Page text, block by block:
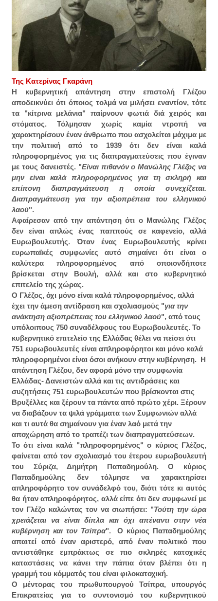
Της Κατερίνας Γκαράνη
Η κυβερνητική απάντηση στην επιστολή Γλέζου
αποδεικνύει ότι όποιος τολμά να μιλήσει εναντίον, τότε
τα "κίτρινα μελάνια" παίρνουν φωτιά διά χειρός και
στόματος. Τόλμησαν χωρίς καμία ντροπή να
χαρακτηρίσουν έναν άνθρωπο που ασχολείται μάχιμα με
την πολιτική από το 1939 ότι δεν είναι καλά
πληροφορημένος για τις διαπραγματεύσεις που έγιναν
με τους δανειστές. "Είναι πιθανόν ο Μανώλης Γλέζος να
μην είναι καλά πληροφορημένος για τη σκληρή και
επίπονη διαπραγμάτευση η οποία συνεχίζεται.
Διαπραγμάτευση για την αξιοπρέπεια του ελληνικού
λαού".
Αφαίρεσαν από την απάντηση ότι ο Μανώλης Γλέζος
δεν είναι απλώς ένας παππούς σε καφενείο, αλλά
Ευρωβουλευτής. Όταν ένας Ευρωβουλευτής κρίνει
ευρωπαϊκές συμφωνίες αυτό σημαίνει ότι είναι ο
καλύτερα πληροφορημένος από οποιονδήποτε
βρίσκεται στην Βουλή, αλλά και στο κυβερνητικό
επιτελείο της χώρας.
Ο Γλέζος, όχι μόνο είναι καλά πληροφορημένος, αλλά
έχει την άμεση αντίδραση και σχολιασμούς "για την
ανάκτηση αξιοπρέπειας του ελληνικού λαού", από τους
υπόλοιπους 750 συναδέλφους του Ευρωβουλευτές. Το
κυβερνητικό επιτελείο της Ελλάδας θέλει να πείσει ότι
751 ευρωβουλευτές είναι απληροφόρητοι και μόνο καλά
πληροφορημένοι είναι όσοι ανήκουν στην κυβέρνηση. Η
απάντηση Γλέζου, δεν αφορά μόνο την συμφωνία
Ελλάδας- Δανειστών αλλά και τις αντιδράσεις και
συζητήσεις 751 ευρωβουλευτών που βρίσκονται στις
Βρυξέλλες και ξέρουν τα πάντα από πρώτο χέρι. Ξέρουν
να διαβάζουν τα ψιλά γράμματα των Συμφωνιών αλλά
και τι αυτά θα σημαίνουν για έναν λαό μετά την
αποχώρηση από το τραπέζι των διαπραγματεύσεων.
Το ότι είναι καλά "πληροφορημένος" ο κύριος Γλέζος,
φαίνεται από τον σχολιασμό του έτερου ευρωβουλευτή
του Σύριζα, Δημήτρη Παπαδημούλη. Ο κύριος
Παπαδημούλης δεν τόλμησε να χαρακτηρίσει
απληροφόρητο τον συνάδελφό του, διότι τότε κι αυτός
θα ήταν απληροφόρητος, αλλά είπε ότι δεν συμφωνεί με
τον Γλέζο καλώντας τον να σιωπήσει: "Τούτη την ώρα
χρειάζεται να είναι δίπλα και όχι απέναντι στην νέα
κυβέρνηση και τον Τσίπρα". Ο κύριος Παπαδημούλης
απαιτεί από έναν αριστερό, από έναν πολιτικό που
αντιστάθηκε εμπράκτως σε πιο σκληρές κατοχικές
καταστάσεις να κάνει την πάπια όταν βλέπει ότι η
γραμμή του κόμματός του είναι φιλοκατοχική.
Ο μέντορας του πρωθυπουργού Τσίπρα, υπουργός
Επικρατείας για το συντονισμό του κυβερνητικού